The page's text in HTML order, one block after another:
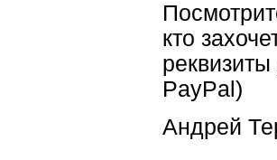
кто
PayPal)
Андрей